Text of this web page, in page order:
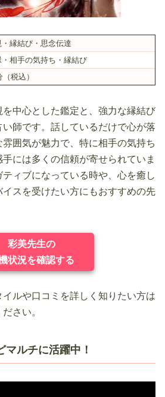
縁結び・思念伝達
相手の気持ち・縁結び
税込）
中心とした鑑定と、強力な縁結び
師です。話しているだけで心が落
囲気が魅力で、特に相手の気持ち
には多くの信頼が寄せられていま
ィブになっている時や、心を癒し
スを受けたい方にもおすすめの先
彩美先生の
状況を確認する
ルや口コミを詳しく知りたい方は
さい。
ルチに活躍中！